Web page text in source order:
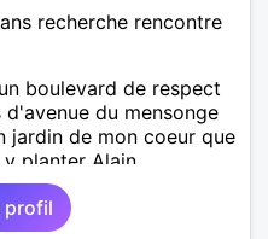
recherche rencontre
boulevard de respect
du mensonge
jardin de mon coeur que
planter Alain
profil